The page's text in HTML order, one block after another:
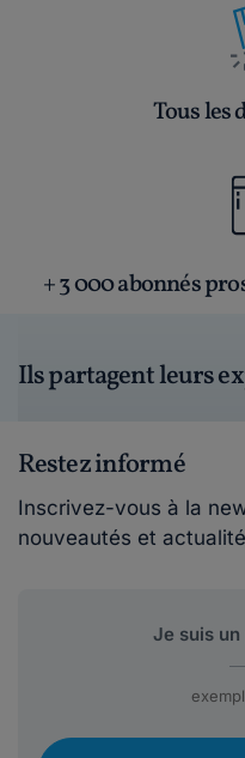
Tous les
+ 3 000 abonnés
Ils partagent leurs
Restez informé
Inscrivez-vous à la
nouveautés et